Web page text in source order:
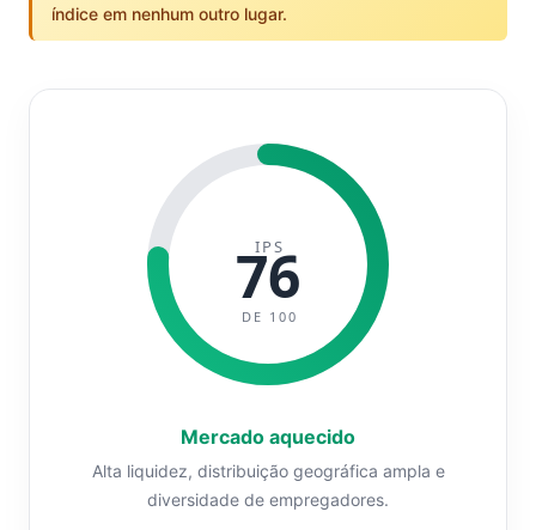
índice em nenhum outro lugar.
IPS
76
DE 100
Mercado aquecido
Alta liquidez, distribuição geográfica ampla e
diversidade de empregadores.